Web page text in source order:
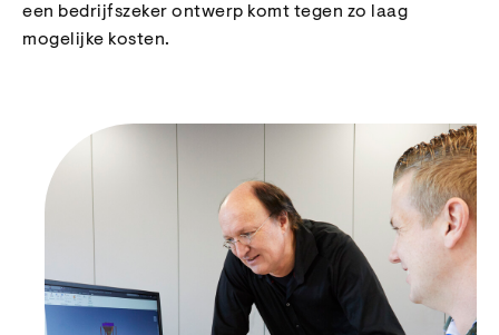
een bedrijfszeker ontwerp komt tegen zo laag
mogelijke kosten.